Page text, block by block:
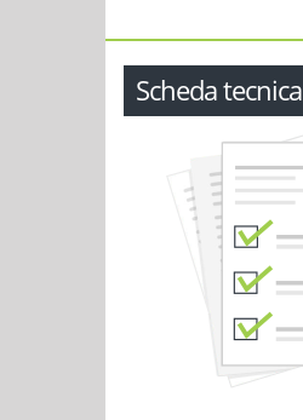
Scheda tecnica